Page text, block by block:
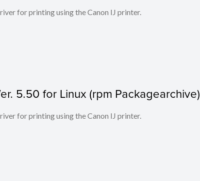
for printing using the Canon IJ printer.
5.50 for Linux (rpm Packagearchive)
for printing using the Canon IJ printer.